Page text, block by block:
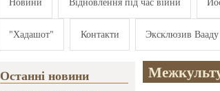
"Хадашот" Контакти Эксклюзив Вааду
Останні новини